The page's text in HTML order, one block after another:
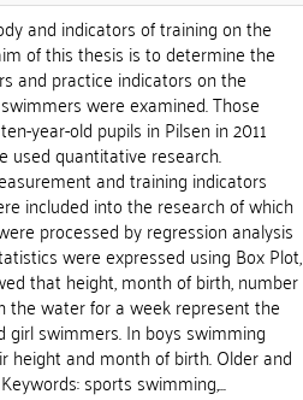
and indicators of training on the
of this thesis is to determine the
and practice indicators on the
were examined. Those
year-old pupils in Pilsen in 2011
used quantitative research.
and training indicators
included into the research of which
processed by regression analysis
were expressed using Box Plot,
that height, month of birth, number
the water for a week represent the
swimmers. In boys swimming
height and month of birth. Older and
sports swimming,...